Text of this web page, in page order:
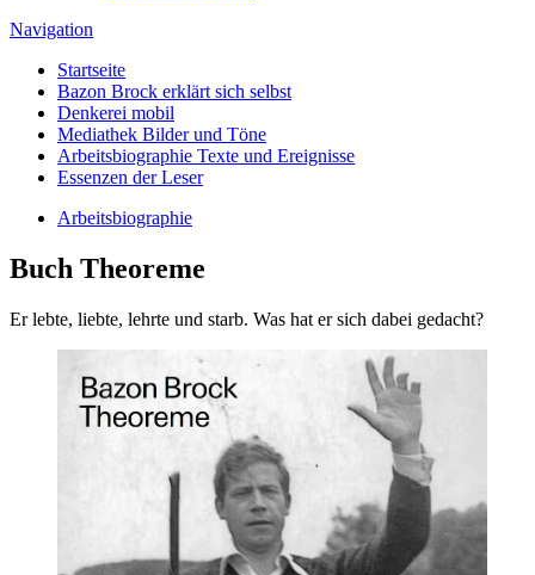
Navigation
Startseite
Bazon Brock erklärt sich selbst
Denkerei mobil
Mediathek Bilder und Töne
Arbeitsbiographie Texte und Ereignisse
Essenzen der Leser
Arbeitsbiographie
Buch Theoreme
Er lebte, liebte, lehrte und starb. Was hat er sich dabei gedacht?